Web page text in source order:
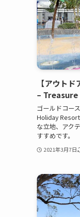
【アウト
–
ゴールドコー
Holiday
な立地、アク
すすめです。
2021年3月7日